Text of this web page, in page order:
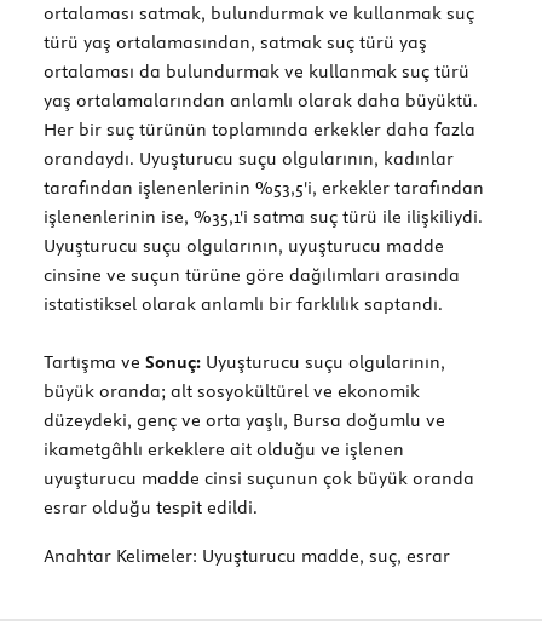
ortalaması satmak, bulundurmak ve kullanmak suç
türü yaş ortalamasından, satmak suç türü yaş
ortalaması da bulundurmak ve kullanmak suç türü
yaş ortalamalarından anlamlı olarak daha büyüktü.
Her bir suç türünün toplamında erkekler daha fazla
orandaydı. Uyuşturucu suçu olgularının, kadınlar
tarafından işlenenlerinin %53,5'i, erkekler tarafından
işlenenlerinin ise, %35,1'i satma suç türü ile ilişkiliydi.
Uyuşturucu suçu olgularının, uyuşturucu madde
cinsine ve suçun türüne göre dağılımları arasında
istatistiksel olarak anlamlı bir farklılık saptandı.
Tartışma ve Sonuç: Uyuşturucu suçu olgularının,
büyük oranda; alt sosyokültürel ve ekonomik
düzeydeki, genç ve orta yaşlı, Bursa doğumlu ve
ikametgâhlı erkeklere ait olduğu ve işlenen
uyuşturucu madde cinsi suçunun çok büyük oranda
esrar olduğu tespit edildi.
Anahtar Kelimeler: Uyuşturucu madde, suç, esrar